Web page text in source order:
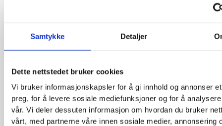
Samtykke Detaljer
Dette nettstedet bruker cookies
Vi bruker informasjonskapsler for å gi innhold og annonser
preg, for å levere sosiale mediefunksjoner og for å
vår. Vi deler dessuten informasjon om hvordan du bruker
vårt, med partnerne våre innen sosiale medier, annonsering
Harald Mowinckel Troye overtok som adm.
Bruttoerstatningene var 314,6 mill. kr., men for
ble holdt bare 11,6 mill. kr.! Derfor ble det likevel
overskudd på 419.000 kr.